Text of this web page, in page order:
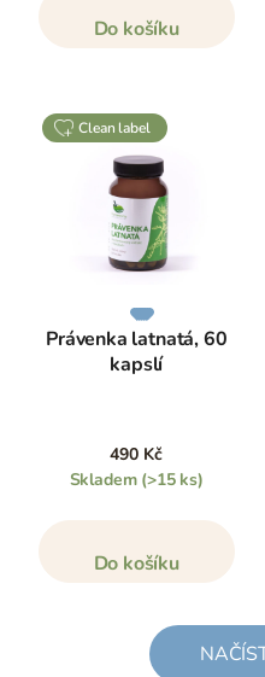
Do košíku
clean label
Právenka latnatá, 60
kapslí
490 Kč
Skladem (>15 ks)
Do košíku